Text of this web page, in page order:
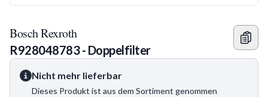
Bosch Rexroth
R928048783 - Doppelfilter
Nicht mehr lieferbar
Dieses Produkt ist aus dem Sortiment genommen